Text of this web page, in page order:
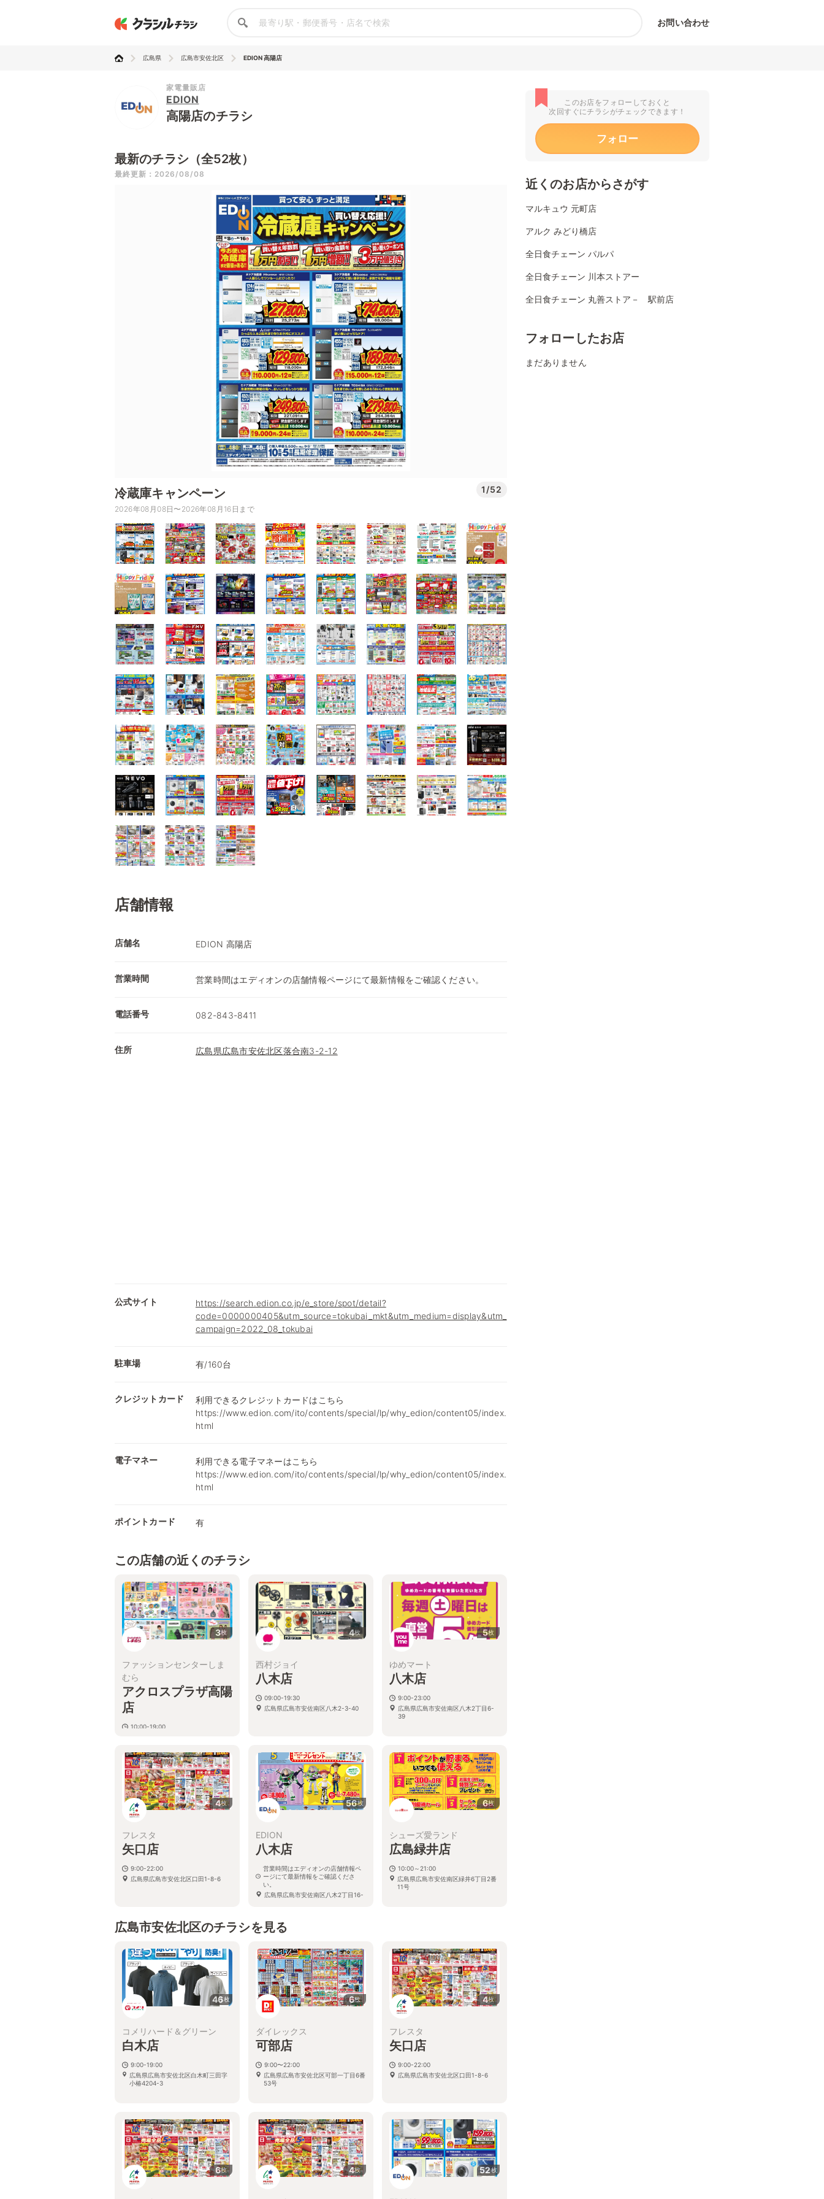
お問い合わせ
広島県 広島市安佐北区 EDION 高陽店
家電量販店
EDION
高陽店のチラシ
最新のチラシ（全52枚）
最終更新：2026/08/08
冷蔵庫キャンペーン 1/52
2026年08月08日〜2026年08月16日まで
店舗情報
店舗名 EDION 高陽店
営業時間 営業時間はエディオンの店舗情報ページにて最新情報をご確認ください。
電話番号 082-843-8411
住所 広島県広島市安佐北区落合南3-2-12
公式サイト
https://search.edion.co.jp/e_store/spot/detail?
code=0000000405&utm_source=tokubai_mkt&utm_medium=display&utm_
campaign=2022_08_tokubai
駐車場 有/160台
クレジットカード
利用できるクレジットカードはこちら
https://www.edion.com/ito/contents/special/lp/why_edion/content05/index.
html
電子マネー
利用できる電子マネーはこちら
https://www.edion.com/ito/contents/special/lp/why_edion/content05/index.
html
ポイントカード 有
この店舗の近くのチラシ
3枚
ファッションセンターしま
むら
アクロスプラザ高陽
店
10:00-19:00
4枚
西村ジョイ
八木店
09:00-19:30
広島県広島市安佐南区八木2-3-40
5枚
ゆめマート
八木店
9:00-23:00
広島県広島市安佐南区八木2丁目6-
39
4枚
フレスタ
矢口店
9:00-22:00
広島県広島市安佐北区口田1-8-6
56枚
EDION
八木店
営業時間はエディオンの店舗情報ペ
ージにて最新情報をご確認くださ
い。
広島県広島市安佐南区八木2丁目16-
6枚
シューズ愛ランド
広島緑井店
10:00～21:00
広島県広島市安佐南区緑井6丁目2番
11号
広島市安佐北区のチラシを見る
46枚
コメリハード＆グリーン
白木店
9:00-19:00
広島県広島市安佐北区白木町三田字
小椿4204-3
6枚
ダイレックス
可部店
9:00〜22:00
広島県広島市安佐北区可部一丁目6番
53号
4枚
フレスタ
矢口店
9:00-22:00
広島県広島市安佐北区口田1-8-6
6枚 4枚 52枚
このお店をフォローしておくと
次回すぐにチラシがチェックできます！
フォロー
近くのお店からさがす
マルキュウ 元町店
アルク みどり橋店
全日食チェーン パルパ
全日食チェーン 川本ストアー
全日食チェーン 丸善ストア－ 駅前店
フォローしたお店
まだありません